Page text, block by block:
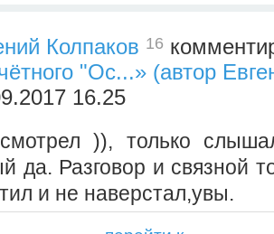
Колпаков 16
"Ос...» (автор
16.25
)), только
да. Разговор и связной
и не наверстал,увы.